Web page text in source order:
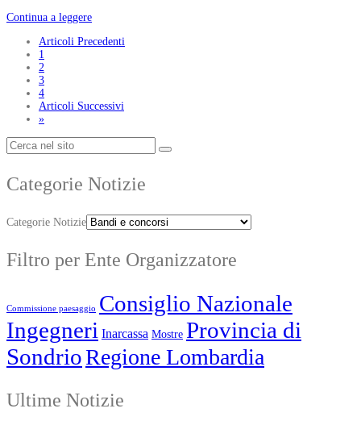
Continua a leggere
Articoli Precedenti
1
2
3
4
Articoli Successivi
»
Categorie Notizie
Categorie Notizie
Filtro per Ente Organizzatore
Commissione paesaggio Consiglio Nazionale
Ingegneri Inarcassa Mostre Provincia di
SondrioRegione Lombardia
Ultime Notizie